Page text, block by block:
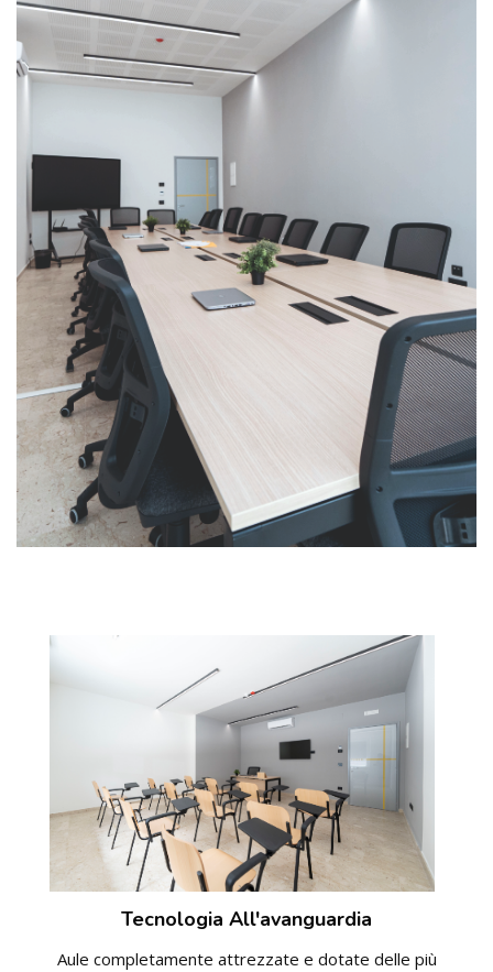
Tecnologia All'avanguardia
Aule completamente attrezzate e dotate delle più